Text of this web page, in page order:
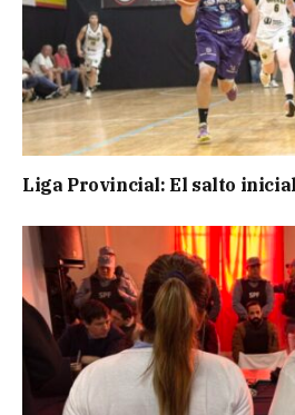
Liga Provincial: El salto